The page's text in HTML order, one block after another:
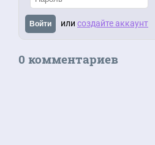
Войти или создайте аккаунт
0 комментариев